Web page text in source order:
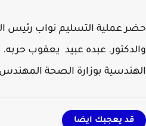
عملية التسليم نواب رئيس
عبده عبيد يعقوب حربه.
بوزارة الصحة المهندس
قد يعجبك ايضا